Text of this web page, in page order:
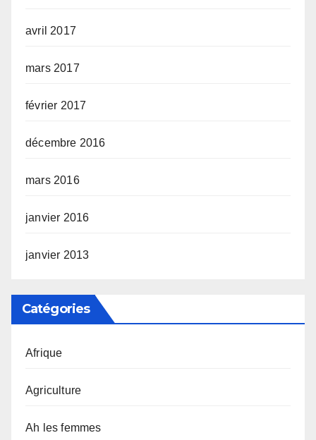
avril 2017
mars 2017
février 2017
décembre 2016
mars 2016
janvier 2016
janvier 2013
Catégories
Afrique
Agriculture
Ah les femmes